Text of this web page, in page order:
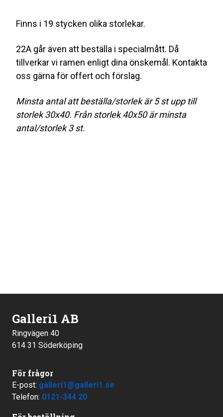
Finns i 19 stycken olika storlekar.
22A går även att beställa i specialmått. Då
tillverkar vi ramen enligt dina önskemål. Kontakta
oss gärna för offert och förslag.
Minsta antal att beställa/storlek är 5 st upp till
storlek 30x40. Från storlek 40x50 är minsta
antal/storlek 3 st.
Galleri1 AB
Ringvägen 40
614 31 Söderköping
För frågor
E-post: galleri1@galleri1.se
Telefon: 0121-344 20